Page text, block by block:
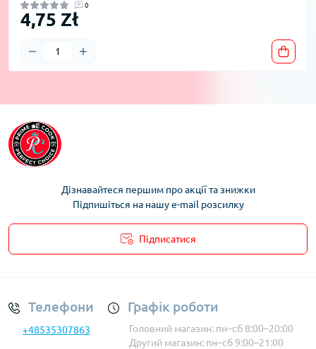
0
4,75 Zł
Дізнавайтеся першим про акції та знижки
Підпишіться на нашу e-mail розсилку
Підписатися
Телефони
+48535307863
Графік роботи
Головний магазин: пн–сб 8:00–20:00
Другий магазин: пн–сб 9:00–21:00